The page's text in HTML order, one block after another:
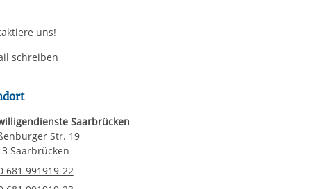
uns!
schreiben
Saarbrücken
Str. 19
Saarbrücken
681 991919-22